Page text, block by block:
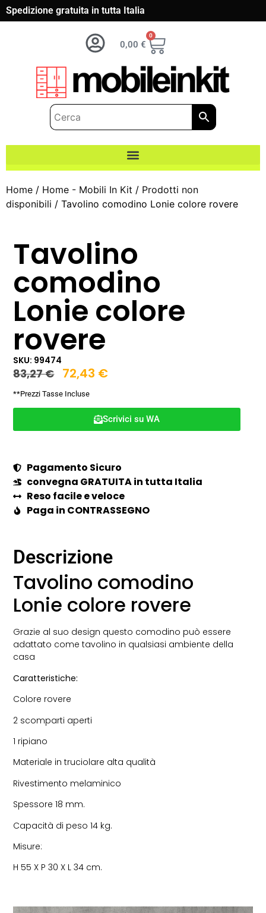
Spedizione gratuita in tutta Italia
0,00 €
0
Home / Home - Mobili In Kit / Prodotti non
disponibili / Tavolino comodino Lonie colore rovere
Tavolino
comodino
Lonie colore
rovere
SKU: 99474
83,27€ 72,43 €
**Prezzi Tasse Incluse
Scrivici su WA
Pagamento Sicuro
convegna GRATUITA in tutta Italia
Reso facile e veloce
Paga in CONTRASSEGNO
Descrizione
Tavolino comodino
Lonie colore rovere
Grazie al suo design questo comodino può essere
adattato come tavolino in qualsiasi ambiente della
casa
Caratteristiche:
Colore rovere
2 scomparti aperti
1 ripiano
Materiale in truciolare alta qualità
Rivestimento melaminico
Spessore 18 mm.
Capacità di peso 14 kg.
Misure:
H 55 X P 30 X L 34 cm.